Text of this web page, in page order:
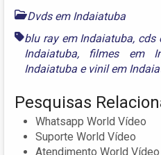
Dvds em Indaiatuba
blu ray em Indaiatuba, cds
Indaiatuba, filmes em
Indaiatuba e vinil em
Pesquisas
Whatsapp World Vídeo
Suporte World Vídeo
Atendimento World Vídeo